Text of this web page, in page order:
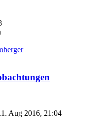
Aug 2016, 21:04